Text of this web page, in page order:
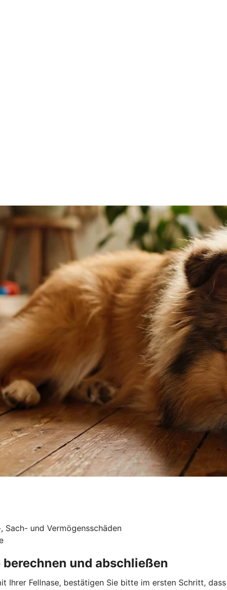
Sach- und Vermögensschäden
und abschließen
Ihrer Fellnase, bestätigen Sie bitte im ersten Schritt,